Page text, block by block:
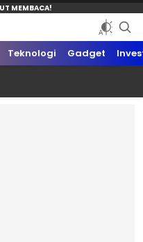
Teknologi Gadget